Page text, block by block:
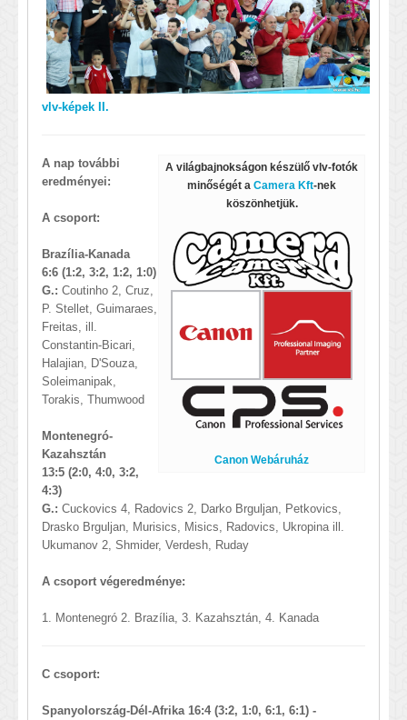
vlv-képek II.
A világbajnokságon készülő vlv-fotók
minőségét a Camera Kft-nek
köszönhetjük.
Canon Webáruház
A nap további
eredményei:
A csoport:
Brazília-Kanada
6:6 (1:2, 3:2, 1:2, 1:0)
G.: Coutinho 2, Cruz,
P. Stellet, Guimaraes,
Freitas, ill.
Constantin-Bicari,
Halajian, D'Souza,
Soleimanipak,
Torakis, Thumwood
Montenegró-
Kazahsztán
13:5 (2:0, 4:0, 3:2,
4:3)
G.: Cuckovics 4, Radovics 2, Darko Brguljan, Petkovics,
Drasko Brguljan, Murisics, Misics, Radovics, Ukropina ill.
Ukumanov 2, Shmider, Verdesh, Ruday
A csoport végeredménye:
1. Montenegró 2. Brazília, 3. Kazahsztán, 4. Kanada
C csoport:
Spanyolország-Dél-Afrika 16:4 (3:2, 1:0, 6:1, 6:1) -